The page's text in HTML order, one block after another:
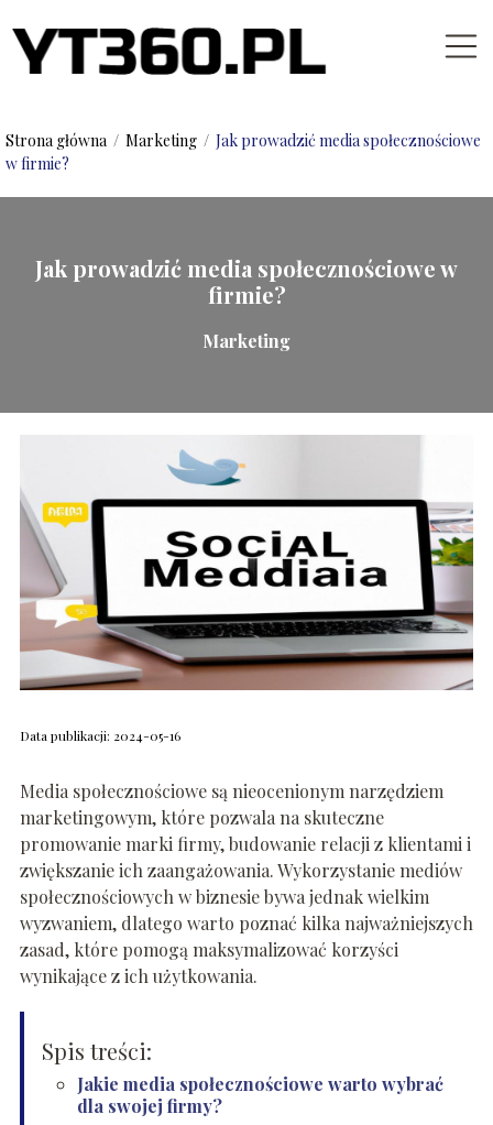
Strona główna / Marketing / Jak prowadzić media społecznościowe
w firmie?
Jak prowadzić media społecznościowe w
firmie?
Marketing
Data publikacji: 2024-05-16
Media społecznościowe są nieocenionym narzędziem
marketingowym, które pozwala na skuteczne
promowanie marki firmy, budowanie relacji z klientami i
zwiększanie ich zaangażowania. Wykorzystanie mediów
społecznościowych w biznesie bywa jednak wielkim
wyzwaniem, dlatego warto poznać kilka najważniejszych
zasad, które pomogą maksymalizować korzyści
wynikające z ich użytkowania.
Spis treści:
Jakie media społecznościowe warto wybrać
dla swojej firmy?